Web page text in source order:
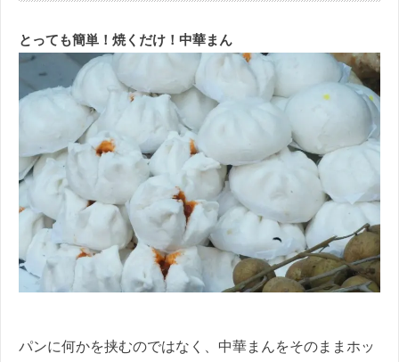
とっても簡単！焼くだけ！中華まん
パンに何かを挟むのではなく、中華まんをそのままホッ